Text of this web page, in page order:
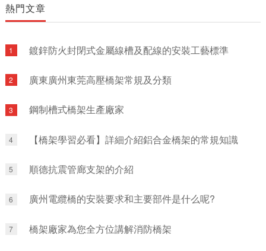
車站于2019年12月20日正式啟用。車站為21號
熱門文章
1 鍍鋅防火封閉式金屬線槽及配線的安裝工藝標準
2 廣東廣州東莞高壓橋架常規及分類
3 鋼制槽式橋架生產廠家
4 【橋架學習必看】詳細介紹鋁合金橋架的常規知識
5 順德抗震管廊支架的介紹
6 廣州電纜橋的安裝要求和主要部件是什么呢?
7 橋架廠家為您全方位講解消防橋架